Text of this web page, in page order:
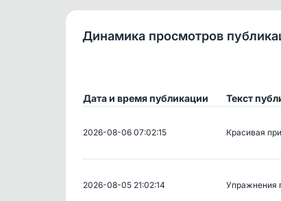
Динамика просмотров
Дата и время публикации Текст
2026-08-06 07:02:15 Красивая
2026-08-05 21:02:14 Упражнения